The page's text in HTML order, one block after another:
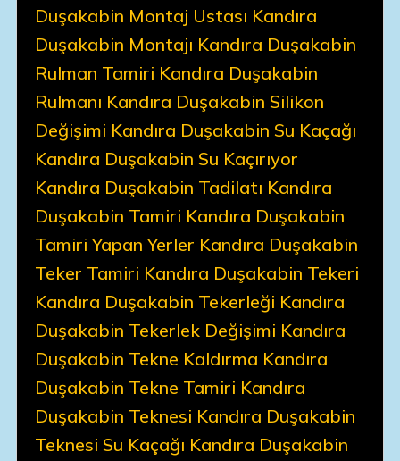
Duşakabin Montaj Ustası Kandıra
Duşakabin Montajı Kandıra Duşakabin
Rulman Tamiri Kandıra Duşakabin
Rulmanı Kandıra Duşakabin Silikon
Değişimi Kandıra Duşakabin Su Kaçağı
Kandıra Duşakabin Su Kaçırıyor
Kandıra Duşakabin Tadilatı Kandıra
Duşakabin Tamiri Kandıra Duşakabin
Tamiri Yapan Yerler Kandıra Duşakabin
Teker Tamiri Kandıra Duşakabin Tekeri
Kandıra Duşakabin Tekerleği Kandıra
Duşakabin Tekerlek Değişimi Kandıra
Duşakabin Tekne Kaldırma Kandıra
Duşakabin Tekne Tamiri Kandıra
Duşakabin Teknesi Kandıra Duşakabin
Teknesi Su Kaçağı Kandıra Duşakabin